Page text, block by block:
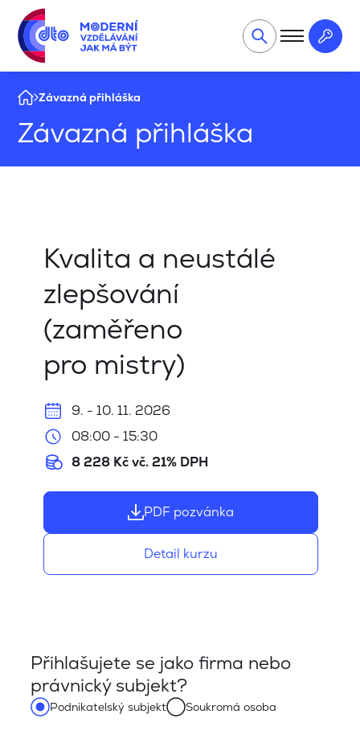
Závazná přihláška
Závazná přihláška
Kvalita a neustálé
zlepšování
(zaměřeno
pro mistry)
9. - 10. 11. 2026
08:00 - 15:30
8 228 Kč vč. 21% DPH
PDF pozvánka
Detail kurzu
Přihlašujete se jako firma nebo
právnický subjekt?
Podnikatelský subjekt Soukromá osoba